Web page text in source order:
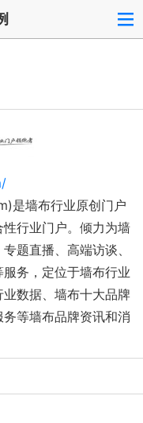
是墙布行业原创门户
行业门户。倾力为墙
题直播、高端访谈、
务，定位于墙布行业
数据、墙布十大品牌
等墙布品牌资讯和消